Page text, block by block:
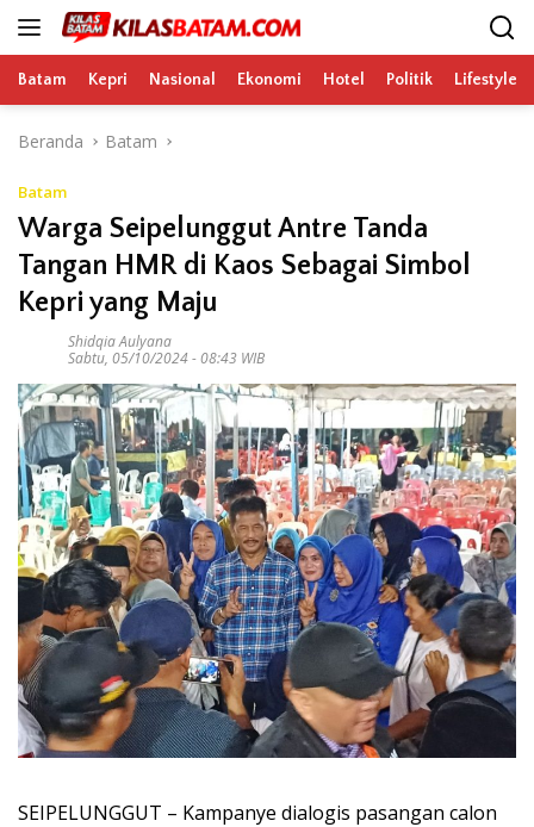
Langsung
Batam Kepri Nasional Ekonomi Hotel Politik Lifestyle
Beranda Batam
Batam
Warga Seipelunggut Antre Tanda
Tangan HMR di Kaos Sebagai Simbol
Kepri yang Maju
Shidqia Aulyana
Sabtu, 05/10/2024 - 08:43 WIB
SEIPELUNGGUT – Kampanye dialogis pasangan calon